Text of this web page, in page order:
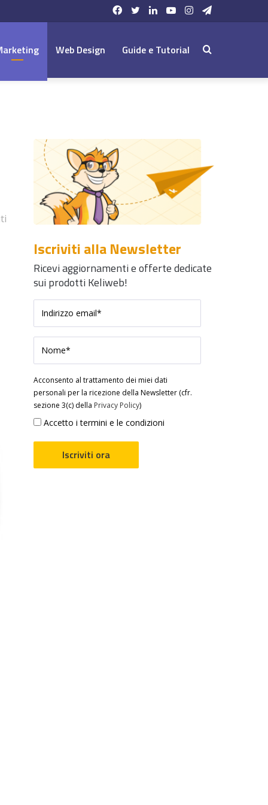
Telegram
Instagram
YouTube
LinkedIn
Twitter
Facebook
Web Design Guide e Tutorial Cerca:
Iscriviti alla Newsletter
Ricevi aggiornamenti e offerte dedicate
sui prodotti Keliweb!
Acconsento al trattamento dei miei dati
personali per la ricezione della Newsletter (cfr.
sezione 3(c) della Privacy Policy)
Accetto i termini e le condizioni